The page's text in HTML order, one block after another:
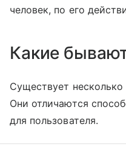
человек, по его
Какие
Существует
Они отличаются
для пользователя.